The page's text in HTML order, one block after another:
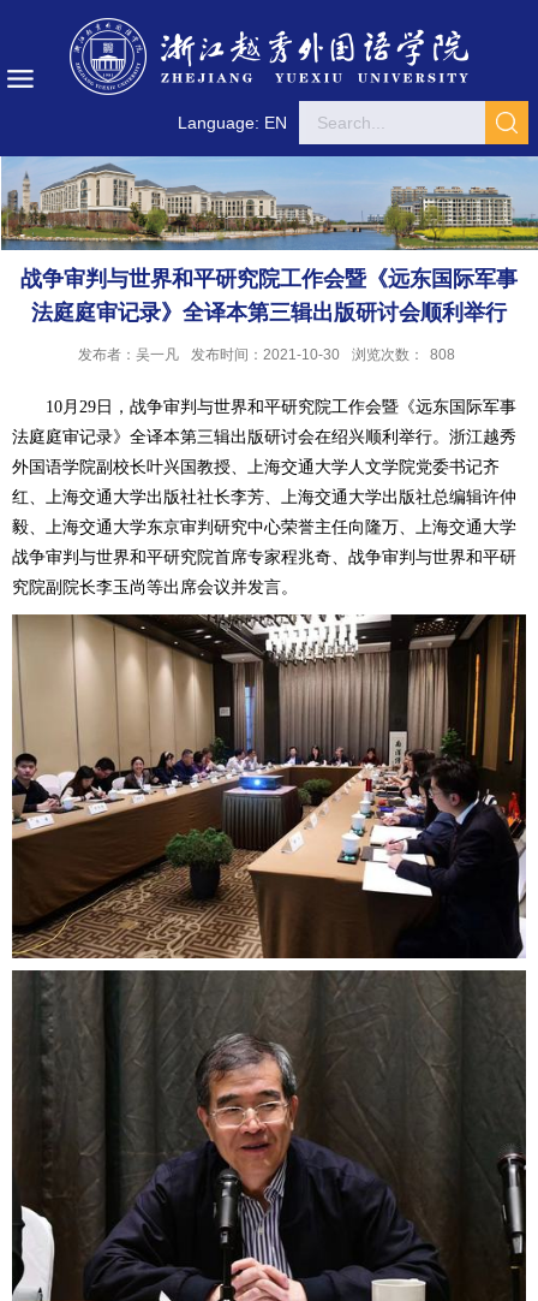
Language: EN
战争审判与世界和平研究院工作会暨《远东国际军事
法庭庭审记录》全译本第三辑出版研讨会顺利举行
发布者：吴一凡 发布时间：2021-10-30 浏览次数： 808
10月29 日，战争审判与世界和平研究院工作会暨《远东国际军事
法庭庭审记录》全译本第三辑出版研讨会在绍兴顺利举行。浙江越秀
外国语学院副校长叶兴国教授、上海交通大学人文学院党委书记齐
红、上海交通大学出版社社长李芳、上海交通大学出版社总编辑许仲
毅、上海交通大学东京审判研究中心荣誉主任向隆万、上海交通大学
战争审判与世界和平研究院首席专家程兆奇、战争审判与世界和平研
究院副院长李玉尚等出席会议并发言。